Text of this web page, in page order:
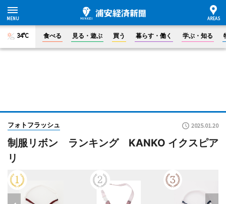
34°C 食べる 見る・遊ぶ 買う 暮らす・働く 学ぶ・知る
フォトフラッシュ 2025.01.20
制服リボン ランキング KANKO イクスピア
リ